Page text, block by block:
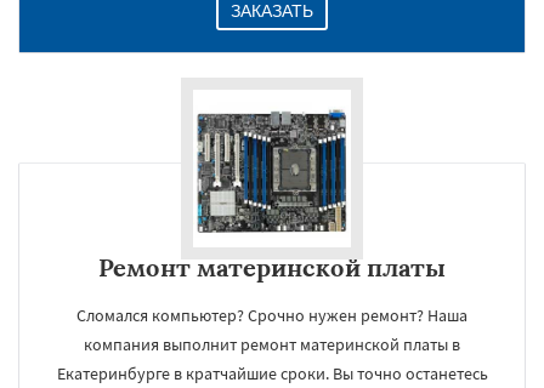
ЗАКАЗАТЬ
Ремонт материнской платы
Сломался компьютер? Срочно нужен ремонт? Наша
компания выполнит ремонт материнской платы в
Екатеринбурге в кратчайшие сроки. Вы точно останетесь